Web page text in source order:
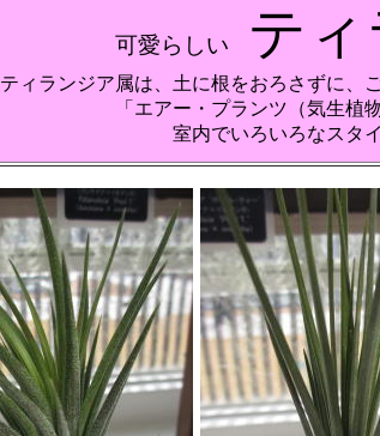
可愛らしい テ
ティランジア属は、土に根をおろさずに、
「エアー・プランツ（気生植
室内でいろいろなスタ